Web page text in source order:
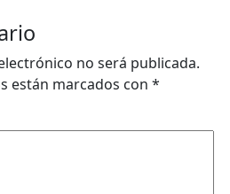
no será publicada.
están marcados con *